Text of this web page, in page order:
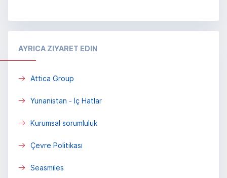
AYRICA ZIYARET EDIN
Attica Group
Yunanistan - İç Hatlar
Kurumsal sorumluluk
Çevre Politikası
Seasmiles